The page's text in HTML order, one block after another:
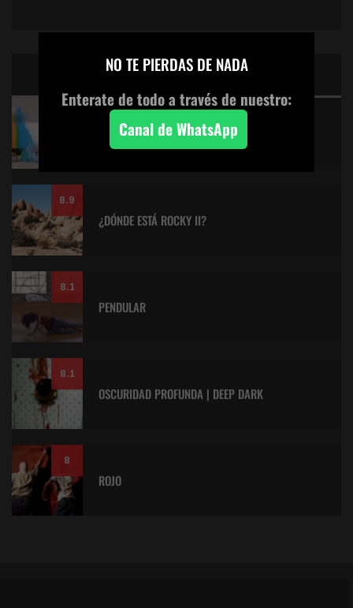
CINE: TOP 5 DE LALULULA
KITANO > AQUILES Y LA TORTUGA
8.9
¿DÓNDE ESTÁ ROCKY II?
8.1
PENDULAR
8.1
OSCURIDAD PROFUNDA | DEEP DARK
8
ROJO
NO TE PIERDAS DE NADA
Enterate de todo a través de nuestro:
Canal de WhatsApp